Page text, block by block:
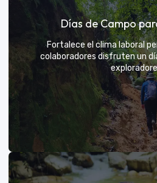
Días de
Un respiro campestre
diversión de
VER MÁS
Días de Campo
Fortalece el clima laboral
colaboradores disfruten un